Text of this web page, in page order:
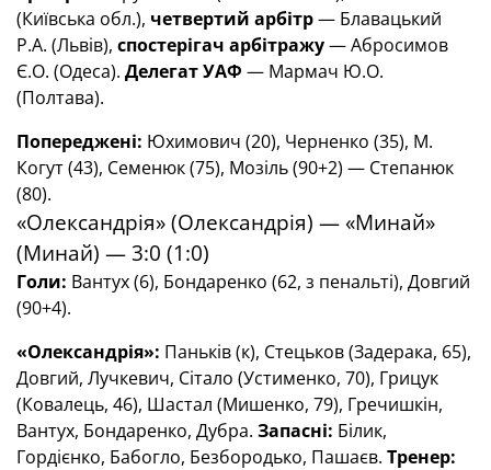
(Київська обл.), четвертий арбітр— Блавацький
Р.А. (Львів), спостерігач арбітражу— Абросимов
Є.О. (Одеса). Делегат УАФ — Мармач Ю.О.
(Полтава).
Попереджені: Юхимович (20), Черненко (35), М.
Когут (43), Семенюк (75), Мозіль (90+2) — Степанюк
(80).
«Олександрія» (Олександрія) — «Минай»
(Минай) — 3:0 (1:0)
Голи: Вантух (6), Бондаренко (62, з пенальті), Довгий
(90+4).
«Олександрія»: Паньків (к), Стецьков (Задерака, 65),
Довгий, Лучкевич, Сітало (Устименко, 70), Грицук
(Ковалець, 46), Шастал (Мишенко, 79), Гречишкін,
Вантух, Бондаренко, Дубра. Запасні: Білик,
Гордієнко, Бабогло, Безбородько, Пашаєв. Тренер: